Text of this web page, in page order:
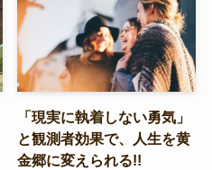
「現実に執着しない勇気」
と観測者効果で、人生を黄
金郷に変えられる!!